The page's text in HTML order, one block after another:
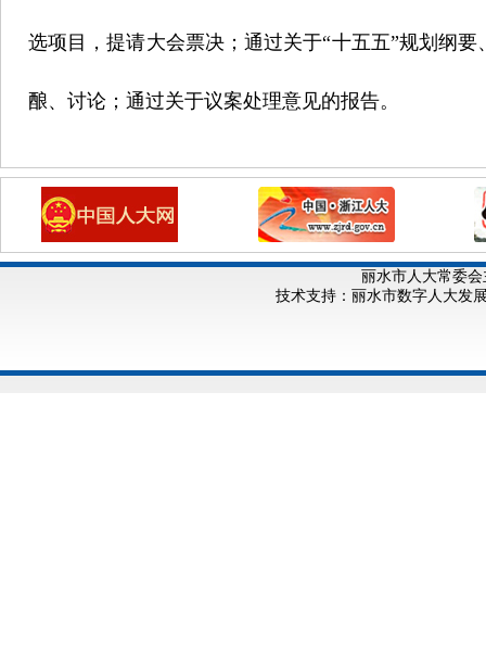
选项目，提请大会票决；通过关于“十五五”规划纲
酿、讨论；通过关于议案处理意见的报告。
丽水市人大常委会
技术支持：丽水市数字人大发